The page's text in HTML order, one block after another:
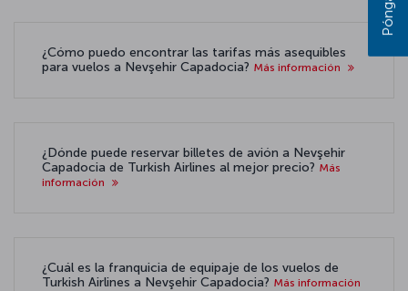
¿Cómo puedo encontrar las tarifas más asequibles
para vuelos a Nevşehir Capadocia? Más información
¿Dónde puede reservar billetes de avión a Nevşehir
Capadocia de Turkish Airlines al mejor precio? Más
información
¿Cuál es la franquicia de equipaje de los vuelos de
Turkish Airlines a Nevşehir Capadocia? Más información